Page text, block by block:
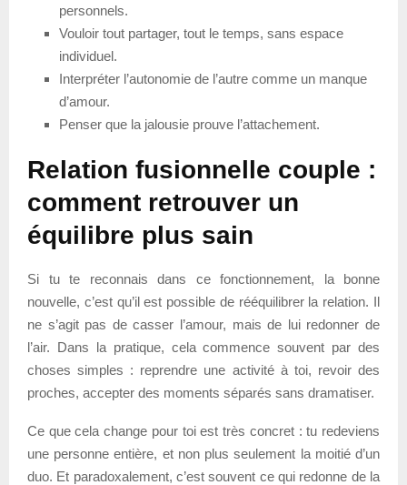
personnels.
Vouloir tout partager, tout le temps, sans espace
individuel.
Interpréter l’autonomie de l’autre comme un manque
d’amour.
Penser que la jalousie prouve l’attachement.
Relation fusionnelle couple :
comment retrouver un
équilibre plus sain
Si tu te reconnais dans ce fonctionnement, la bonne
nouvelle, c’est qu’il est possible de rééquilibrer la relation. Il
ne s’agit pas de casser l’amour, mais de lui redonner de
l’air. Dans la pratique, cela commence souvent par des
choses simples : reprendre une activité à toi, revoir des
proches, accepter des moments séparés sans dramatiser.
Ce que cela change pour toi est très concret : tu redeviens
une personne entière, et non plus seulement la moitié d’un
duo. Et paradoxalement, c’est souvent ce qui redonne de la